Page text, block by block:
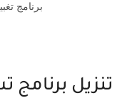
برنامج
تنزيل